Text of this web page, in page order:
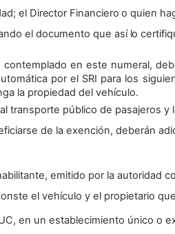
el Director Financiero o quien
el documento que así lo
en este numeral,
por el SRI para los
la propiedad del vehículo.
transporte público de pasajeros y
de la exención, deberán
emitido por la autoridad
el vehículo y el propietario
en un establecimiento único o